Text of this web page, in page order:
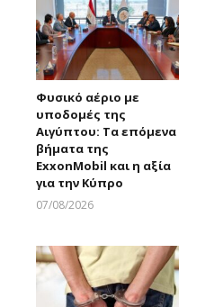
Φυσικό αέριο με
υποδομές της
Αιγύπτου: Τα επόμενα
βήματα της
ExxonMobil και η αξία
για την Κύπρο
07/08/2026